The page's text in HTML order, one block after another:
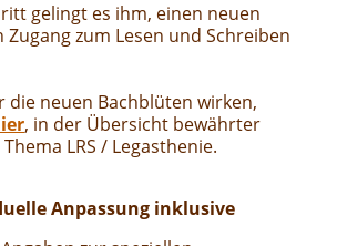
gelingt es ihm, einen neuen
zum Lesen und Schreiben
die neuen Bachblüten wirken,
, in der Übersicht bewährter
LRS / Legasthenie.
Anpassung inklusive